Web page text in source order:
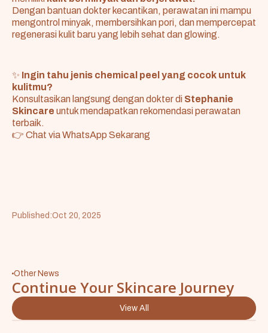
Dengan bantuan dokter kecantikan, perawatan ini mampu
mengontrol minyak, membersihkan pori, dan mempercepat
regenerasi kulit baru yang lebih sehat dan glowing.
✨ Ingin tahu jenis chemical peel yang cocok untuk
kulitmu?
Konsultasikan langsung dengan dokter di Stephanie
Skincare untuk mendapatkan rekomendasi perawatan
terbaik.
👉 Chat via WhatsApp Sekarang
Published:Oct 20, 2025
Other News
Continue Your Skincare Journey
View All